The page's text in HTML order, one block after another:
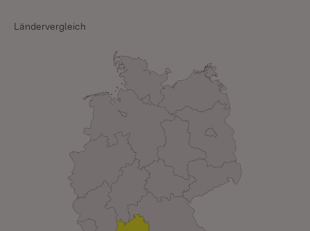
Ländervergleich